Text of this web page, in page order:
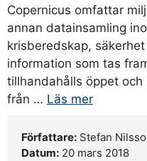
Copernicus omfattar
annan datainsamling
krisberedskap,
information som tas
tillhandahålls öppet
från … Läs mer
Författare: Stefan
Datum: 20 mars 2018